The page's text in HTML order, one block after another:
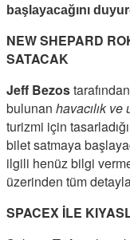
başlayacağını
NEW SHEPARD
SATACAK
Jeff Bezos
bulunan havacılık ve
turizmi için tasarladığı
bilet satmaya
ilgili henüz bilgi
üzerinden tüm
SPACEX İLE